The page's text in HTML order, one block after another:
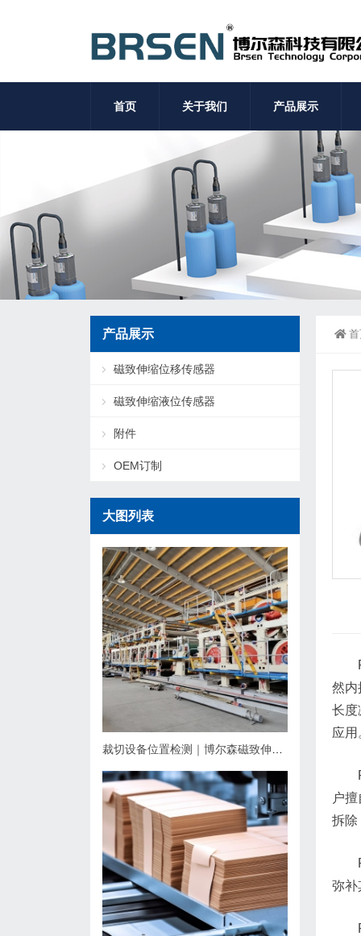
首页 关于我们 产品展示
然内
长度
应
户
拆除
弥补
产品展示
磁致伸缩位移传感器
磁致伸缩液位传感器
附件
OEM订制
大图列表